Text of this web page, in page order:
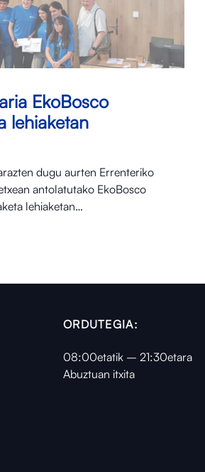
EkoBosco
lehiaketan
dugu aurten Errenteriko
antolatutako EkoBosco
lehiaketan…
ORDUTEGIA:
08:00etatik – 21:30etara
Abuztuan itxita